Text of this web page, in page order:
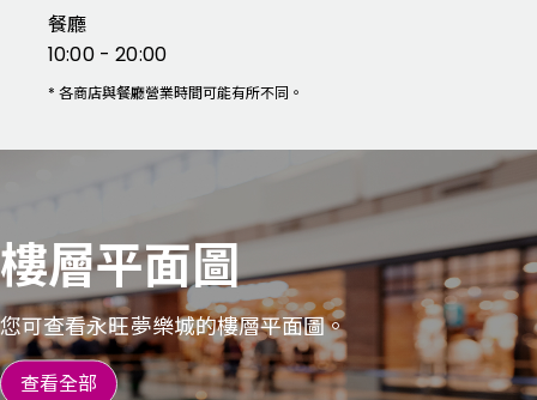
餐廳
10:00 - 20:00
* 各商店與餐廳營業時間可能有所不同。
樓層平面圖
您可查看永旺夢樂城的樓層平面圖。
查看全部